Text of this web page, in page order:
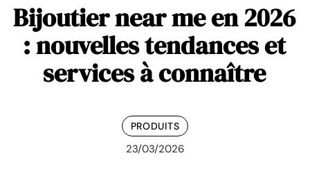
Bijoutier near me en 2026
: nouvelles tendances et
services à connaître
PRODUITS
23/03/2026